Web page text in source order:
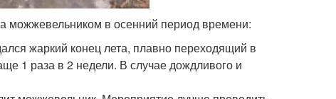
можжевельником в осенний период времени:
жаркий конец лета, плавно переходящий в
1 раза в 2 недели. В случае дождливого и